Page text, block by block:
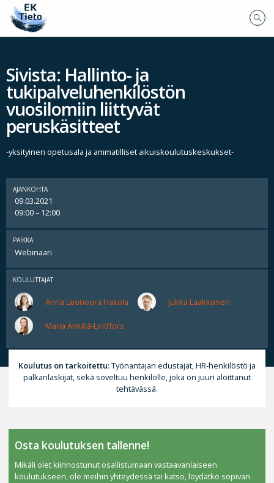
Sivista: Hallinto- ja
tukipalveluhenkilöstön
vuosilomiin liittyvät
peruskäsitteet
-yksityinen opetusala ja ammatilliset aikuiskoulutuskeskukset-
AJANKOHTA
09.03.2021
09:00 – 12:00
PAIKKA
Webinaari
KOULUTTAJAT
Anna Leonoora Hakola Jukka Laakkonen
Maria Äimälä-Lindfors
Koulutus on tarkoitettu:Työnantajan edustajat, HR-henkilöstö ja
palkanlaskijat, sekä soveltuu henkilölle, joka on juuri aloittanut
tehtävässä.
Osta koulutuksen tallenne!
Mikäli olet kiinnostunut osallistumaan vastaavanlaiseen
koulutukseen, ole meihin yhteydessä tai katso, löydätkö sopivan